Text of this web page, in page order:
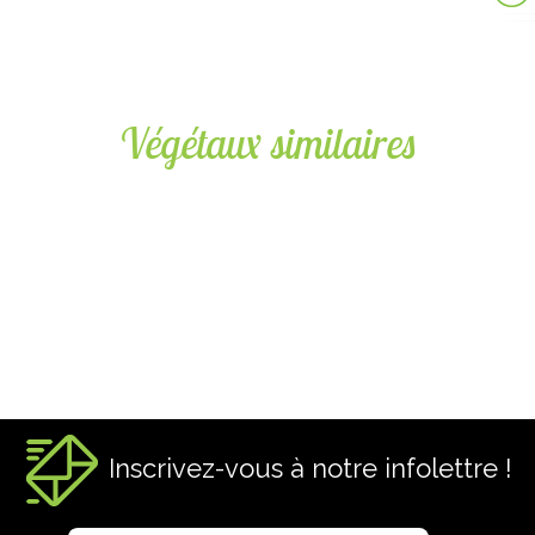
Végétaux similaires
Inscrivez-vous à notre infolettre !